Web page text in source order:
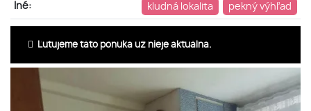
Iné: kludná lokalita pekný výhľad
Ľutujeme táto ponuka už nieje aktuálna.